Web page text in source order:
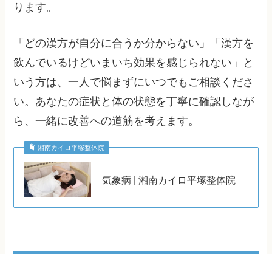
ります。
「どの漢方が自分に合うか分からない」「漢方を
飲んでいるけどいまいち効果を感じられない」と
いう方は、一人で悩まずにいつでもご相談くださ
い。あなたの症状と体の状態を丁寧に確認しなが
ら、一緒に改善への道筋を考えます。
湘南カイロ平塚整体院
気象病 | 湘南カイロ平塚整体院